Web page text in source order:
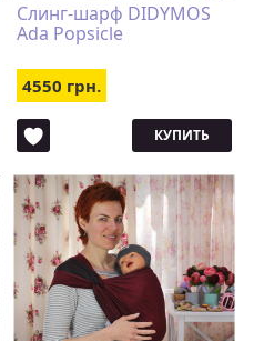
Слинг-шарф DIDYMOS
Ada Popsicle
4550 грн.
КУПИТЬ